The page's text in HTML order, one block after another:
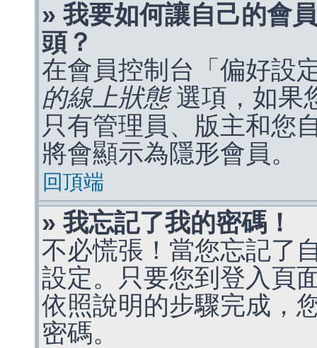
» 我要如何讓自己的會
頭？
在會員控制台「偏好設
的線上狀態選項，如果
只有管理員、版主和您
將會顯示為隱形會員。
回頂端
» 我忘記了我的密碼！
不必慌張！當您忘記了
設定。只要您到登入頁
依照說明的步驟完成，
密碼。